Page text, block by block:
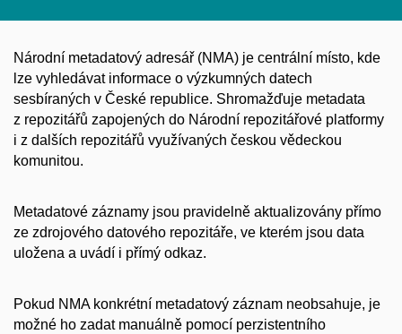
Národní metadatový adresář (NMA) je centrální místo, kde
lze vyhledávat informace o výzkumných datech
sesbíraných v České republice. Shromažďuje metadata
z repozitářů zapojených do Národní repozitářové platformy
i z dalších repozitářů využívaných českou vědeckou
komunitou.
Metadatové záznamy jsou pravidelně aktualizovány přímo
ze zdrojového datového repozitáře, ve kterém jsou data
uložena a uvádí i přímý odkaz.
Pokud NMA konkrétní metadatový záznam neobsahuje, je
možné ho zadat manuálně pomocí perzistentního